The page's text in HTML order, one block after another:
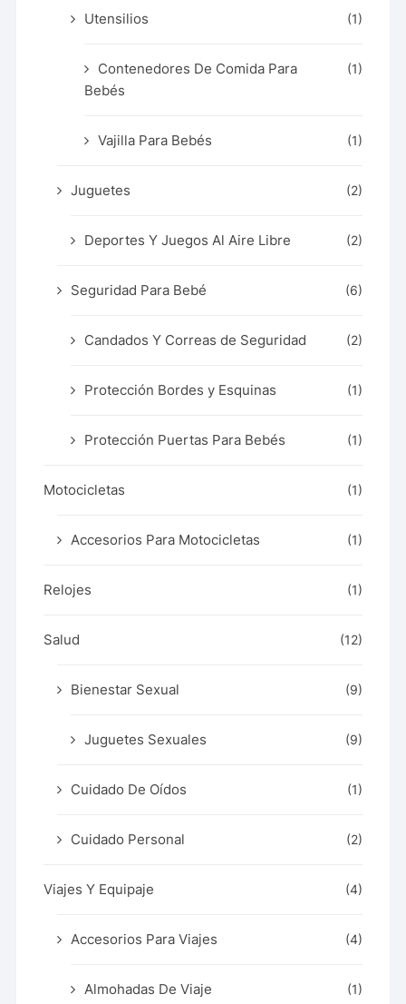
Utensilios (1)
Contenedores De Comida Para
Bebés
(1)
Vajilla Para Bebés (1)
Juguetes (2)
Deportes Y Juegos Al Aire Libre (2)
Seguridad Para Bebé (6)
Candados Y Correas de Seguridad (2)
Protección Bordes y Esquinas (1)
Protección Puertas Para Bebés (1)
Motocicletas (1)
Accesorios Para Motocicletas (1)
Relojes (1)
Salud (12)
Bienestar Sexual (9)
Juguetes Sexuales (9)
Cuidado De Oídos (1)
Cuidado Personal (2)
Viajes Y Equipaje (4)
Accesorios Para Viajes (4)
Almohadas De Viaje (1)